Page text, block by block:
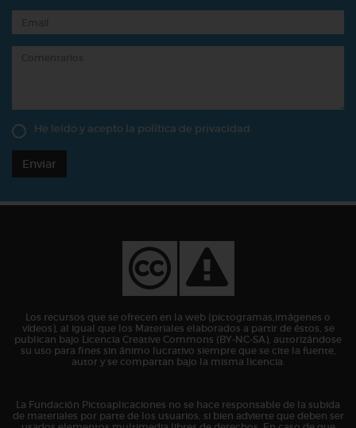
He leído y acepto la política de privacidad
Enviar
Los recursos que se ofrecen en la web (pictogramas,imágenes o
vídeos), al igual que los Materiales elaborados a partir de éstos, se
publican bajo Licencia Creative Commons (BY-NC-SA), autorizándose
su uso para fines sin ánimo lucrativo siempre que se cite la fuente,
autor y se compartan bajo la misma licencia.
La Fundación Pictoaplicaciones no se hace responsable de la subida
de materiales por parte de los usuarios, si bien advierte que deben ser